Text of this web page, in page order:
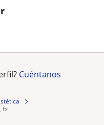
Cuéntanos
fx